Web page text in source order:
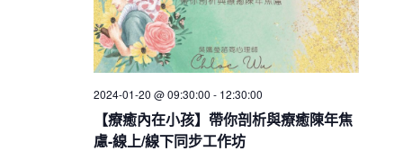
【療癒內在小孩】帶你剖析與療癒陳年焦
慮-線上/線下同步工作坊
2024-01-20 @ 09:30:00 - 12:30:00